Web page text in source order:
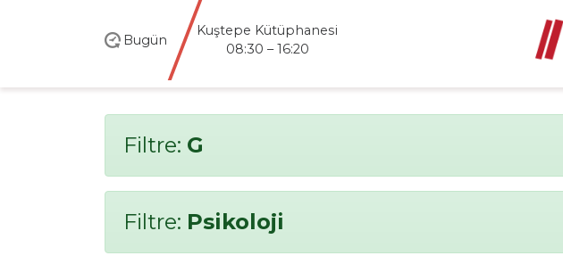
Bugün
Kuştepe Kütüphanesi
08:30 – 16:20
Filtre: G
Filtre: Psikoloji